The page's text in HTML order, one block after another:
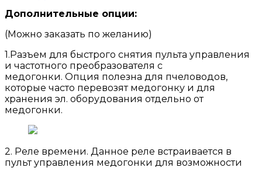
Дополнительные опции:
(Можно заказать по желанию)
1.Разъем для быстрого снятия пульта управления
и частотного преобразователя с
медогонки. Опция полезна для пчеловодов,
которые часто перевозят медогонку и для
хранения эл. оборудования отдельно от
медогонки.
2. Реле времени. Данное реле встраивается в
пульт управления медогонки для возможности